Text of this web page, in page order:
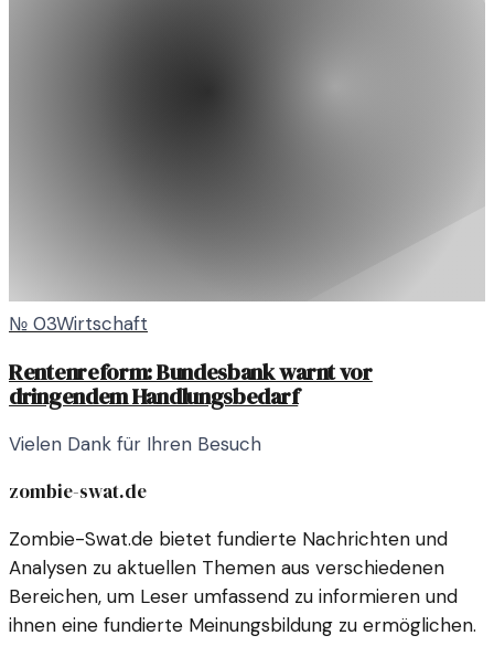
№ 03Wirtschaft
Rentenreform: Bundesbank warnt vor
dringendem Handlungsbedarf
Vielen Dank für Ihren Besuch
zombie-swat.de
Zombie-Swat.de bietet fundierte Nachrichten und
Analysen zu aktuellen Themen aus verschiedenen
Bereichen, um Leser umfassend zu informieren und
ihnen eine fundierte Meinungsbildung zu ermöglichen.